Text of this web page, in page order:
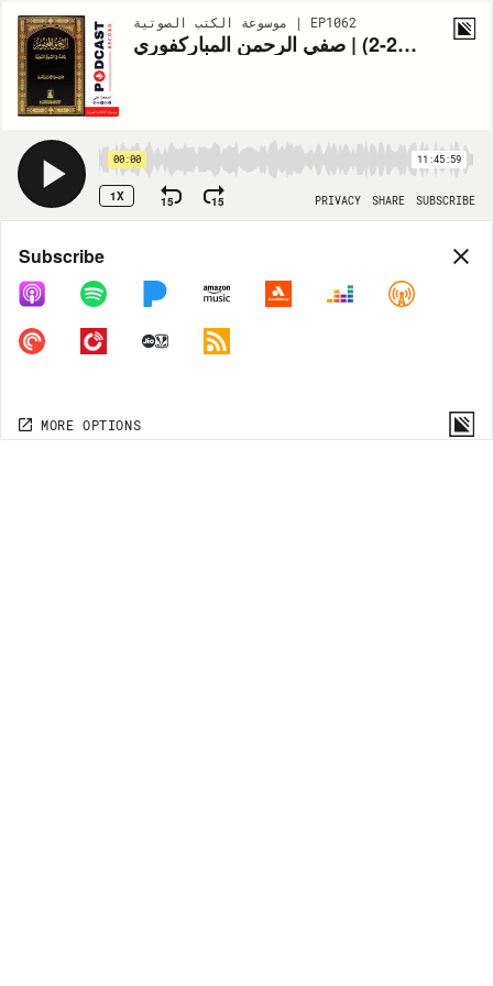
موسوعة الكتب الصوتية | EP1062
كتاب الرحيق المختوم (2-2) | صفي الرحمن المباركفوري
00:00 11:45:59
1X 15 15 PRIVACY SHARE SUBSCRIBE
Share
COPY LINK
MORE OPTIONS
Subscribe
MORE OPTIONS